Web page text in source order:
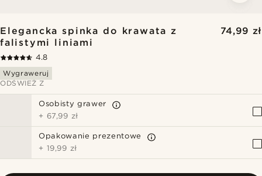
Elegancka spinka do krawata z
falistymi liniami
74,99 zł
4.8
Wygraweruj
ODŚWIEŻ Z
Osobisty grawer
+ 67,99 zł
Opakowanie prezentowe
+ 19,99 zł